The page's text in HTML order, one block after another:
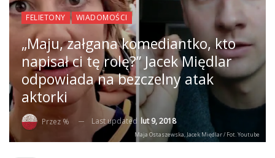
FELIETONY WIADOMOŚCI
„Maju, załgana komediantko, kto
napisał ci tę rolę?” Jacek Międlar
odpowiada na bezczelny atak
aktorki
Przez % Last updated lut 9, 2018
Maja Ostaszewska, Jacek Międlar / Fot. Youtube